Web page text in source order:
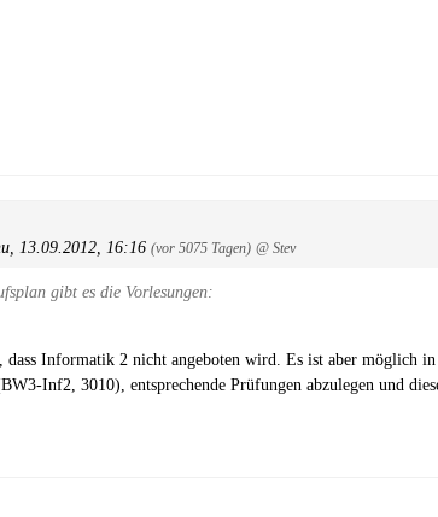
13.09.2012, 16:16 (vor 5075 Tagen) @ Stev
gibt es die Vorlesungen:
dass Informatik 2 nicht angeboten wird. Es ist aber möglich
Inf2, 3010), entsprechende Prüfungen abzulegen und